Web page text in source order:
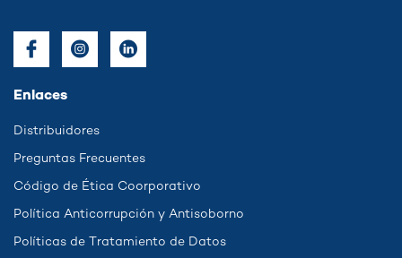
Enlaces
Distribuidores
Preguntas Frecuentes
Código de Ética Coorporativo
Política Anticorrupción y Antisoborno
Políticas de Tratamiento de Datos